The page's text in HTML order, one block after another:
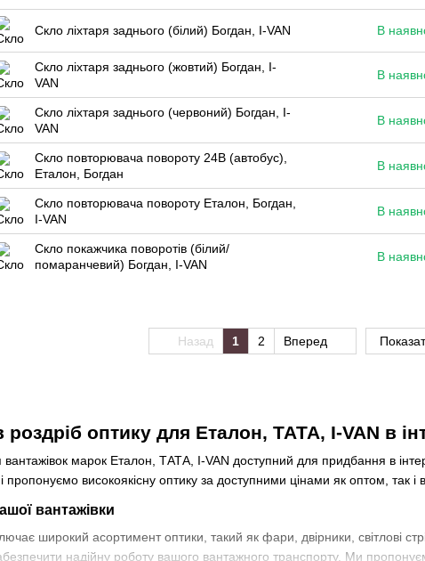
роздріб оптику для Еталон, ТАТА, I-VAN в
марок Еталон, ТАТА, I-VAN доступний для придбання в
пропонуємо високоякісну оптику за доступними цінами як оптом, так і в
вантажівки
широкий асортимент оптики, такий як фари, двірники, світлові
надійну роботу вашого вантажного транспорту. Ми
Скло ліхтаря заднього (білий) Богдан, I-VAN В
Скло ліхтаря заднього (жовтий) Богдан, I-
VAN
В
Скло ліхтаря заднього (червоний) Богдан, I-
VAN
В
Скло повторювача повороту 24В (автобус),
Еталон, Богдан
В
Скло повторювача повороту Еталон, Богдан,
I-VAN
В
Скло покажчика поворотів (білий/
помаранчевий) Богдан, I-VAN
В
Назад 1 2 Вперед